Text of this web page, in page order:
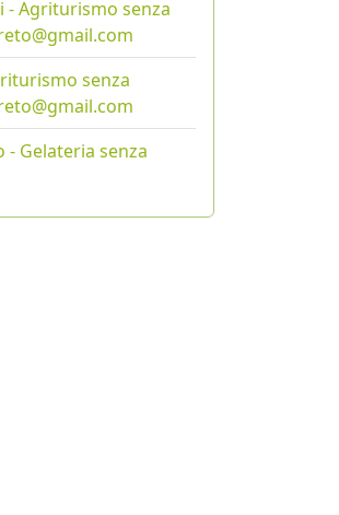
- Agriturismo senza
senza
- Gelateria senza